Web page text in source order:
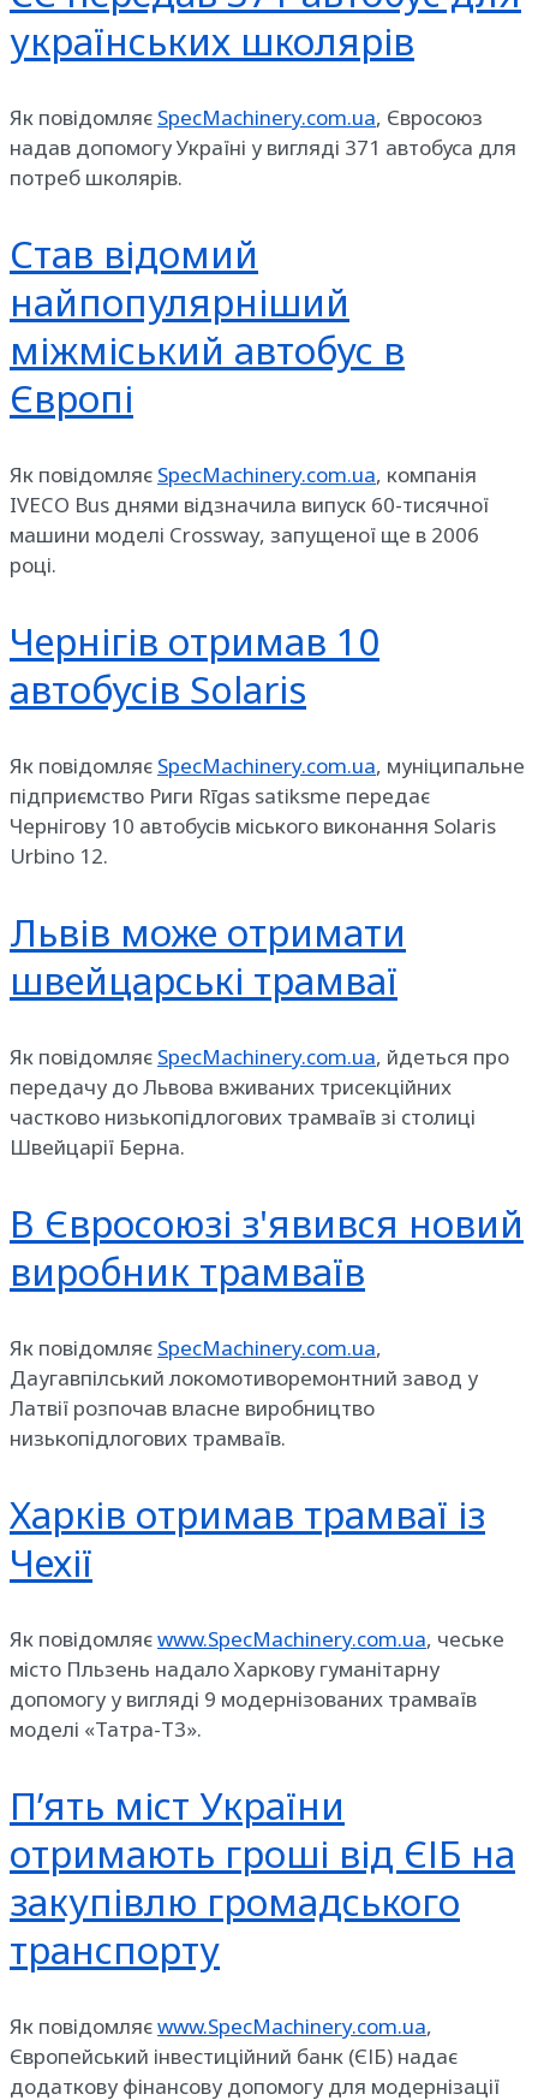
українських школярів
Як повідомляє SpecMachinery.com.ua, Євросоюз
надав допомогу Україні у вигляді 371 автобуса для
потреб школярів.
Став відомий
найпопулярніший
міжміський автобус в
Європі
Як повідомляє SpecMachinery.com.ua, компанія
IVECO Bus днями відзначила випуск 60-тисячної
машини моделі Crossway, запущеної ще в 2006
році.
Чернігів отримав 10
автобусів Solaris
Як повідомляє SpecMachinery.com.ua, муніципальне
підприємство Риги Rīgas satiksme передає
Чернігову 10 автобусів міського виконання Solaris
Urbino 12.
Львів може отримати
швейцарські трамваї
Як повідомляє SpecMachinery.com.ua, йдеться про
передачу до Львова вживаних трисекційних
частково низькопідлогових трамваїв зі столиці
Швейцарії Берна.
В Євросоюзі з'явився новий
виробник трамваїв
Як повідомляє SpecMachinery.com.ua,
Даугавпілський локомотиворемонтний завод у
Латвії розпочав власне виробництво
низькопідлогових трамваїв.
Харків отримав трамваї із
Чехії
Як повідомляєwww.SpecMachinery.com.ua, чеське
місто Пльзень надало Харкову гуманітарну
допомогу у вигляді 9 модернізованих трамваїв
моделі «Татра-Т3».
П’ять міст України
отримають гроші від ЄІБ на
закупівлю громадського
транспорту
Як повідомляєwww.SpecMachinery.com.ua,
Європейський інвестиційний банк (ЄІБ) надає
додаткову фінансову допомогу для модернізації